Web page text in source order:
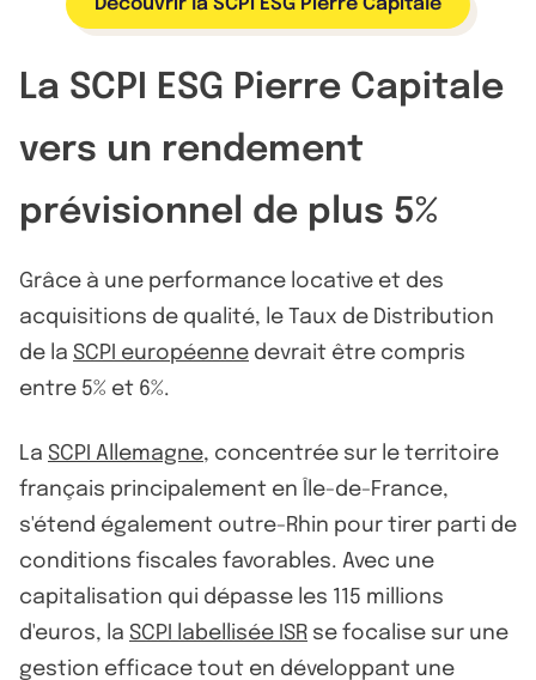
La SCPI ESG Pierre Capitale
vers un rendement
prévisionnel de plus 5%
Grâce à une performance locative et des
acquisitions de qualité, le Taux de Distribution
de la SCPI européenne devrait être compris
entre 5% et 6%.
La SCPI Allemagne, concentrée sur le territoire
français principalement en Île-de-France,
s'étend également outre-Rhin pour tirer parti de
conditions fiscales favorables. Avec une
capitalisation qui dépasse les 115 millions
d'euros, la SCPI labellisée ISR se focalise sur une
gestion efficace tout en développant une